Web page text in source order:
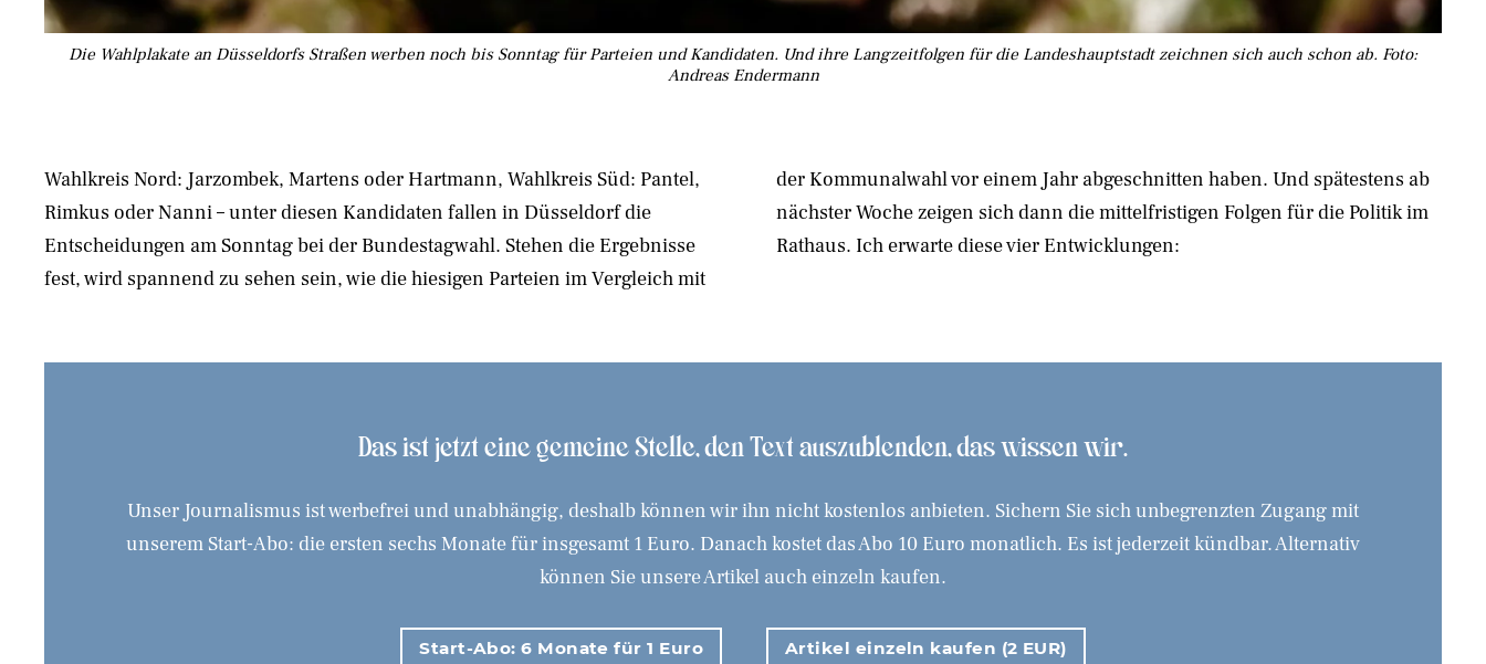
Die Wahlplakate an Düsseldorfs Straßen werben noch bis Sonntag für Parteien und Kandidaten. Und ihre Langzeitfolgen für die Landeshauptstadt zeichnen sich auch schon ab. Foto:
Andreas Endermann
Wahlkreis Nord: Jarzombek, Martens oder Hartmann, Wahlkreis Süd: Pantel,
Rimkus oder Nanni – unter diesen Kandidaten fallen in Düsseldorf die
Entscheidungen am Sonntag bei der Bundestagwahl. Stehen die Ergebnisse
fest, wird spannend zu sehen sein, wie die hiesigen Parteien im Vergleich mit
der Kommunalwahl vor einem Jahr abgeschnitten haben. Und spätestens ab
nächster Woche zeigen sich dann die mittelfristigen Folgen für die Politik im
Rathaus. Ich erwarte diese vier Entwicklungen:
Das ist jetzt eine gemeine Stelle, den Text auszublenden, das wissen wir.
Unser Journalismus ist werbefrei und unabhängig, deshalb können wir ihn nicht kostenlos anbieten. Sichern Sie sich unbegrenzten Zugang mit
unserem Start-Abo: die ersten sechs Monate für insgesamt 1 Euro. Danach kostet das Abo 10 Euro monatlich. Es ist jederzeit kündbar. Alternativ
können Sie unsere Artikel auch einzeln kaufen.
Start-Abo: 6 Monate für 1 Euro Artikel einzeln kaufen (2 EUR)